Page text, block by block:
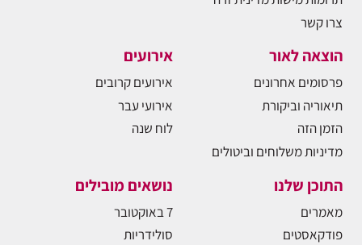
צרו קשר
הוצאה לאור
פרסומים אחרונים
תיאוריה וביקורת
הזמן הזה
מדיניות משלוחים וביטולים
אירועים
אירועים קרובים
אירועי עבר
לוח שנה
התוכן שלנו
מאמרים
פודקאסטים
נושאים מובילים
7 באוקטובר
סולידריות